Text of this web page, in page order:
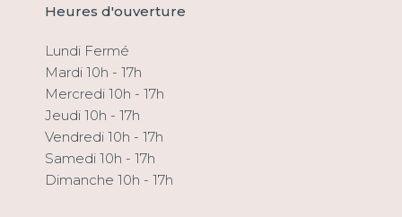
Heures d'ouverture
Lundi Fermé
Mardi 10h - 17h
Mercredi 10h - 17h
Jeudi 10h - 17h
Vendredi 10h - 17h
Samedi 10h - 17h
Dimanche 10h - 17h